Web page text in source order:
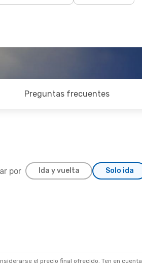
Preguntas frecuentes
por Ida y vuelta Solo ida
el precio final ofrecido. Ten en cuenta